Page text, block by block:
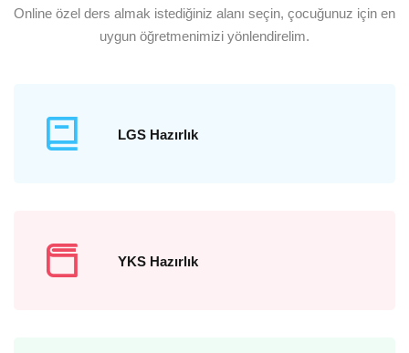
Online özel ders almak istediğiniz alanı seçin, çocuğunuz için en
uygun öğretmenimizi yönlendirelim.
LGS Hazırlık
YKS Hazırlık